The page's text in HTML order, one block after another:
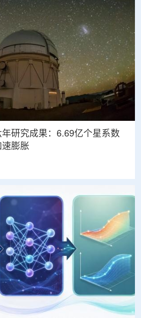
研究成果：6.69亿个星系数
膨胀